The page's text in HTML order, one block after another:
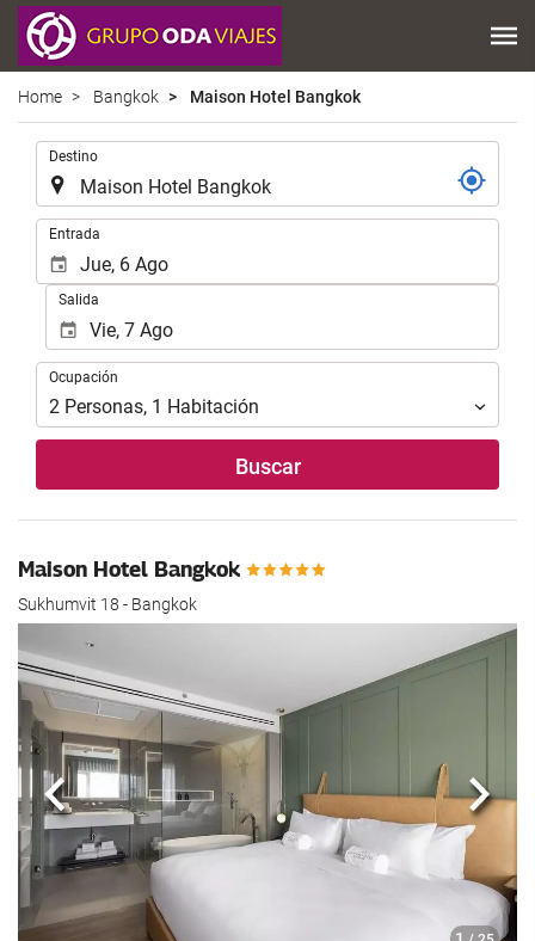
Home Bangkok Maison Hotel Bangkok
Introduzca
lugar
de
destino
en
que
realizar
búsqueda
de
Destino
Introduzca
las
fechas
inicio
fin
para
realizar
Entrada
Salida
Ocupación
Ocupación
2 Personas, 1 Habitación
Buscar
Maison Hotel Bangkok
Sukhumvit 18 - Bangkok
Anterior